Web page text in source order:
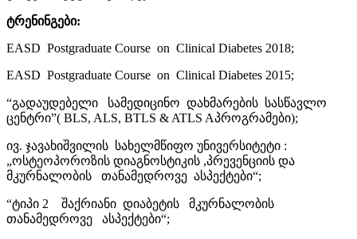
ტრენინგები:
EASD Postgraduate Course on Clinical Diabetes 2018;
EASD Postgraduate Course on Clinical Diabetes 2015;
“გადაუდებელი სამედიცინო დახმარების სასწავლო
ცენტრი”( BLS, ALS, BTLS & ATLS Aპროგრამები);
ივ. ჯავახიშვილის სახელმწიფო უნივერსიტეტი :
„ოსტეოპოროზის დიაგნოსტიკის ,პრევენციის და
მკურნალობის თანამედროვე ასპექტები“;
“ტიპი 2 შაქრიანი დიაბეტის მკურნალობის
თანამედროვე ასპექტები“;